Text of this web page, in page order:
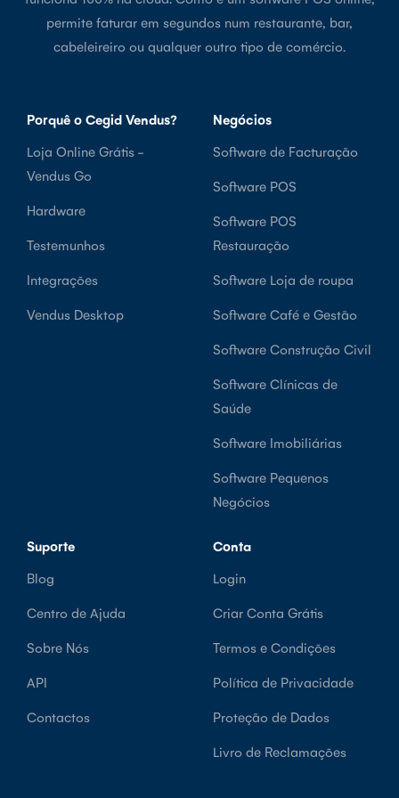
permite faturar em segundos num restaurante, bar,
cabeleireiro ou qualquer outro tipo de comércio.
Porquê o Cegid Vendus?
Loja Online Grátis -
Vendus Go
Hardware
Testemunhos
Integrações
Vendus Desktop
Negócios
Software de Facturação
Software POS
Software POS
Restauração
Software Loja de roupa
Software Café e Gestão
Software Construção Civil
Software Clínicas de
Saúde
Software Imobiliárias
Software Pequenos
Negócios
Suporte
Blog
Centro de Ajuda
Sobre Nós
API
Contactos
Conta
Login
Criar Conta Grátis
Termos e Condições
Política de Privacidade
Proteção de Dados
Livro de Reclamações